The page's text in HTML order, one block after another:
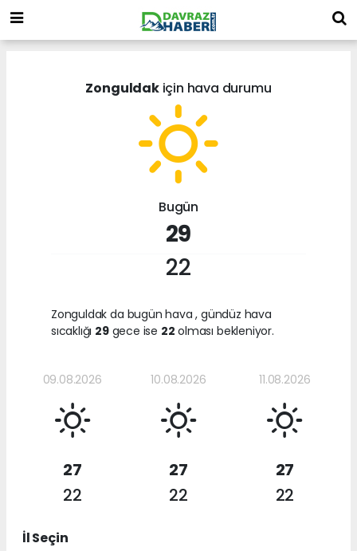
Zonguldakiçin hava durumu
Bugün
29
22
Zonguldak da bugün hava, gündüz hava
sıcaklığı 29gece ise 22 olması bekleniyor.
09.08.2026
27
22
10.08.2026
27
22
11.08.2026
27
22
İl Seçin